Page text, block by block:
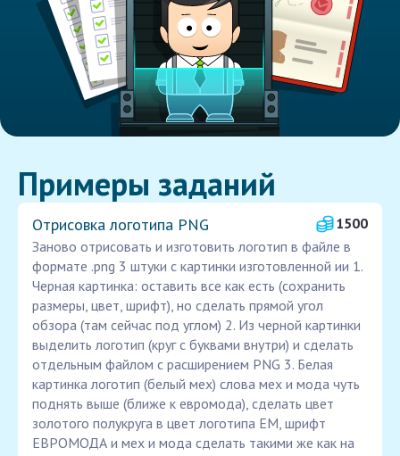
Примеры заданий
Отрисовка логотипа PNG
1500
Заново отрисовать и изготовить логотип в файле в
формате .png 3 штуки с картинки изготовленной ии 1.
Черная картинка: оставить все как есть (сохранить
размеры, цвет, шрифт), но сделать прямой угол
обзора (там сейчас под углом) 2. Из черной картинки
выделить логотип (круг с буквами внутри) и сделать
отдельным файлом с расширением PNG 3. Белая
картинка логотип (белый мех) слова мех и мода чуть
поднять выше (ближе к евромода), сделать цвет
золотого полукруга в цвет логотипа ЕМ, шрифт
ЕВРОМОДА и мех и мода сделать такими же как на